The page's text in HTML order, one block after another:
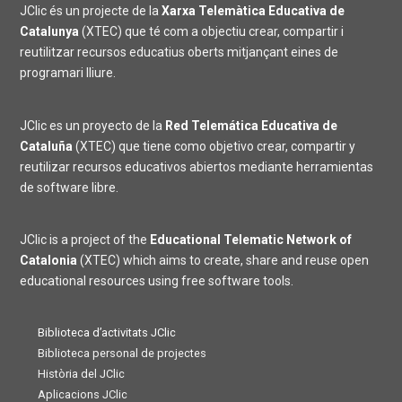
JClic és un projecte de la Xarxa Telemàtica Educativa de
Catalunya (XTEC) que té com a objectiu crear, compartir i
reutilitzar recursos educatius oberts mitjançant eines de
programari lliure.
JClic es un proyecto de la Red Telemática Educativa de
Cataluña (XTEC) que tiene como objetivo crear, compartir y
reutilizar recursos educativos abiertos mediante herramientas
de software libre.
JClic is a project of the Educational Telematic Network of
Catalonia (XTEC) which aims to create, share and reuse open
educational resources using free software tools.
Biblioteca d’activitats JClic
Biblioteca personal de projectes
Història del JClic
Aplicacions JClic